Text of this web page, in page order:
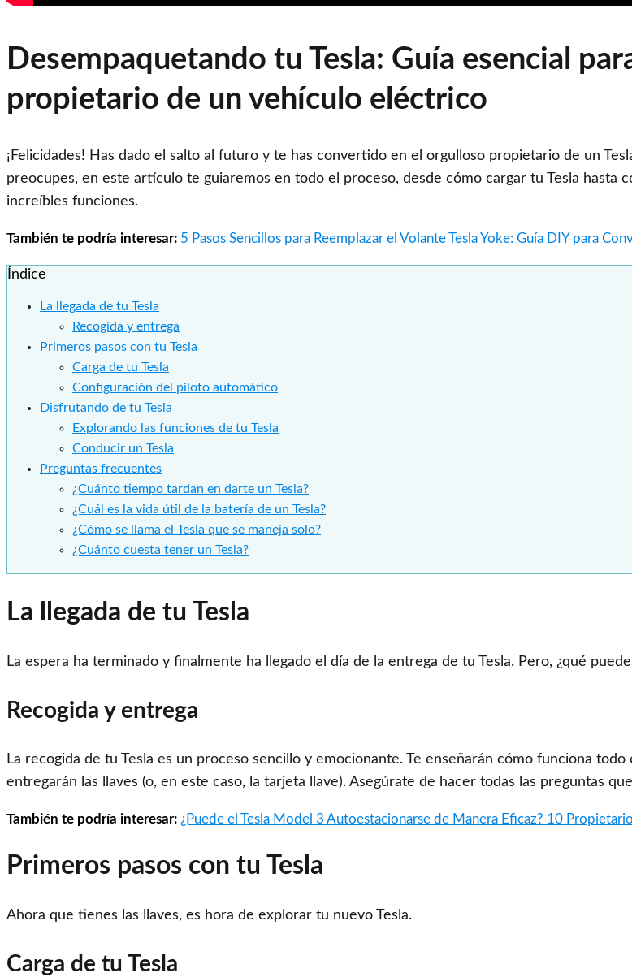
Desempaquetando tu Tesla: Guía esencial
propietario de un vehículo eléctrico
¡Felicidades! Has dado el salto al futuro y te has convertido en el orgulloso propietario de un
preocupes, en este artículo te guiaremos en todo el proceso, desde cómo cargar tu Tesla hasta
increíbles funciones.
También te podría interesar: 5 Pasos Sencillos para Reemplazar el Volante Tesla Yoke: Guía DIY para
Índice
La llegada de tu Tesla
Recogida y entrega
Primeros pasos con tu Tesla
Carga de tu Tesla
Configuración del piloto automático
Disfrutando de tu Tesla
Explorando las funciones de tu Tesla
Conducir un Tesla
Preguntas frecuentes
¿Cuánto tiempo tardan en darte un Tesla?
¿Cuál es la vida útil de la batería de un Tesla?
¿Cómo se llama el Tesla que se maneja solo?
¿Cuánto cuesta tener un Tesla?
La llegada de tu Tesla
La espera ha terminado y finalmente ha llegado el día de la entrega de tu Tesla. Pero, ¿qué
Recogida y entrega
La recogida de tu Tesla es un proceso sencillo y emocionante. Te enseñarán cómo funciona
entregarán las llaves (o, en este caso, la tarjeta llave). Asegúrate de hacer todas las preguntas
También te podría interesar: ¿Puede el Tesla Model 3 Autoestacionarse de Manera Eficaz? 10
Primeros pasos con tu Tesla
Ahora que tienes las llaves, es hora de explorar tu nuevo Tesla.
Carga de tu Tesla